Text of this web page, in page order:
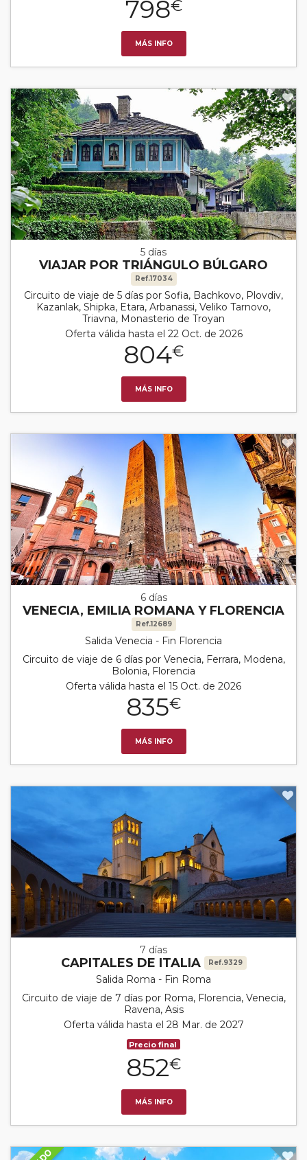
798€
MÁS INFO
5 días
VIAJAR POR TRIÁNGULO BÚLGARO
Ref.17034
Circuito de viaje de 5 días por Sofia, Bachkovo, Plovdiv,
Kazanlak, Shipka, Etara, Arbanassi, Veliko Tarnovo,
Triavna, Monasterio de Troyan
Oferta válida hasta el 22 Oct. de 2026
804€
MÁS INFO
6 días
VENECIA, EMILIA ROMANA Y FLORENCIA
Ref.12689
Salida Venecia - Fin Florencia
Circuito de viaje de 6 días por Venecia, Ferrara, Modena,
Bolonia, Florencia
Oferta válida hasta el 15 Oct. de 2026
835€
MÁS INFO
7 días
CAPITALES DE ITALIA Ref.9329
Salida Roma - Fin Roma
Circuito de viaje de 7 días por Roma, Florencia, Venecia,
Ravena, Asis
Oferta válida hasta el 28 Mar. de 2027
Precio final
852€
MÁS INFO